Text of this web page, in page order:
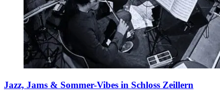
Jazz, Jams & Sommer-Vibes in Schloss Zeillern